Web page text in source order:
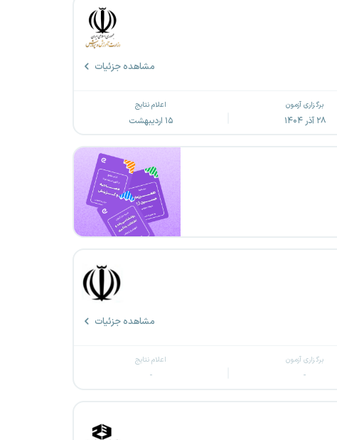
مشاهده جزئیات
برگزاری آزمون
۲۸ آذر ۱۴۰۴
اعلام نتایج
۱۵ اردیبهشت
مشاهده جزئیات
برگزاری آزمون
-
اعلام نتایج
-